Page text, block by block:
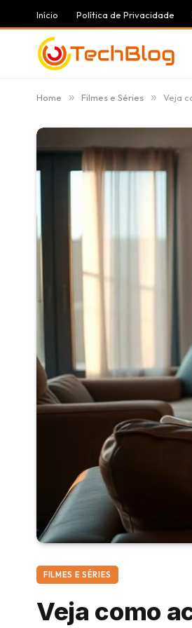
Início Política de Privacidade
Home » Filmes e Séries » Veja
FILMES E SÉRIES
Veja como